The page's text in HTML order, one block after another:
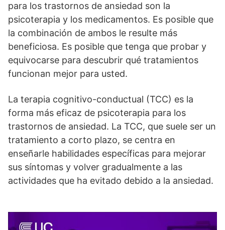
para los trastornos de ansiedad son la
psicoterapia y los medicamentos. Es posible que
la combinación de ambos le resulte más
beneficiosa. Es posible que tenga que probar y
equivocarse para descubrir qué tratamientos
funcionan mejor para usted.
La terapia cognitivo-conductual (TCC) es la
forma más eficaz de psicoterapia para los
trastornos de ansiedad. La TCC, que suele ser un
tratamiento a corto plazo, se centra en
enseñarle habilidades específicas para mejorar
sus síntomas y volver gradualmente a las
actividades que ha evitado debido a la ansiedad.